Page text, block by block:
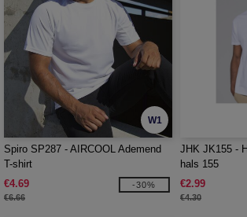
W1
Spiro SP287 - AIRCOOL Ademend
T-shirt
€4.69
€6.66
-30%
JHK JK155 -
hals 155
€2.99
€4.30